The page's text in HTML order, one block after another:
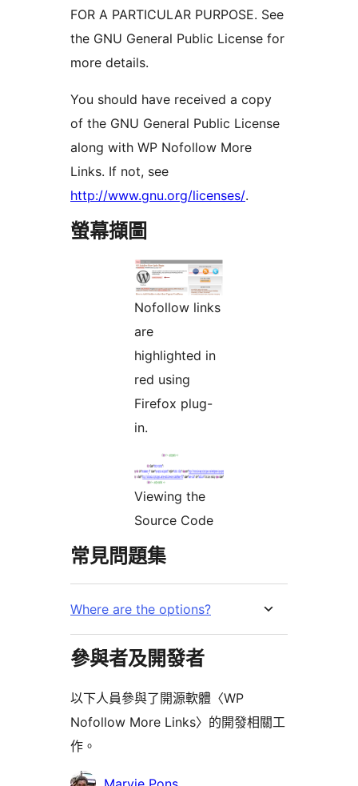
FOR A PARTICULAR PURPOSE. See
the GNU General Public License for
more details.
You should have received a copy
of the GNU General Public License
along with WP Nofollow More
Links. If not, see
http://www.gnu.org/licenses/.
螢幕擷圖
Nofollow links
are
highlighted in
red using
Firefox plug-
in.
Viewing the
Source Code
常見問題集
Where are the options?
參與者及開發者
以下人員參與了開源軟體〈WP
Nofollow More Links〉的開發相關工
作。
參